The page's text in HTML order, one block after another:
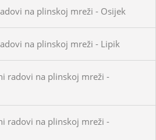
na plinskoj mreži - Osijek
na plinskoj mreži - Lipik
radovi na plinskoj mreži -
radovi na plinskoj mreži -